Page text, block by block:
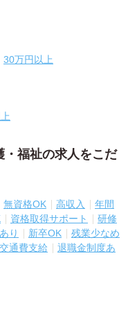
30万円以上
福祉の求人をこだ
無資格OK 高収入
年間
資格取得サポート
研修
り 新卒OK
残業少なめ
交通費支給
退職金制度あ